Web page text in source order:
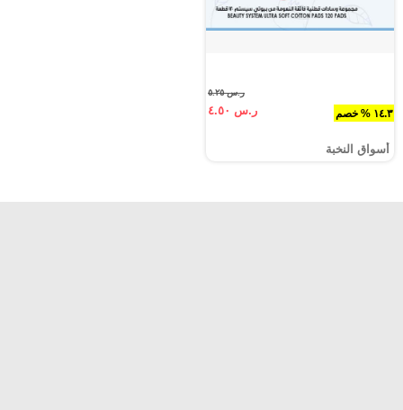
١٤.٣ % خصم
ر.س ٥.٢٥
ر.س ٤.٥٠
أسواق النخبة